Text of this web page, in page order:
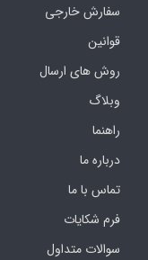
سفارش خارجی
قوانین
روش های ارسال
وبلاگ
راهنما
درباره ما
تماس با ما
فرم‌ شکایات
سوالات متداول